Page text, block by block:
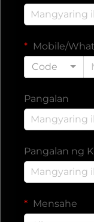
Mobile/
Code
Pangalan
Pangalan ng
Mensahe